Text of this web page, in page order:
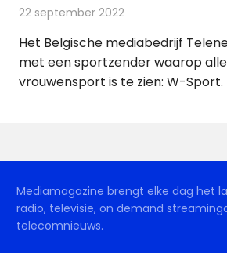
22 september 2022
Het Belgische mediabedrijf
met een sportzender waarop
vrouwensport is te zien: W-Sport.
Mediamagazine brengt elke dag het
radio, televisie, on demand
telecomnieuws.